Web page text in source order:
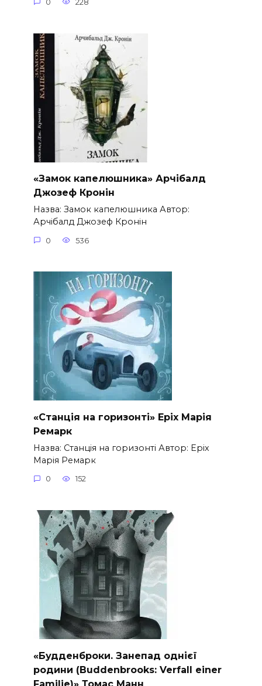
0 228
«Замок капелюшника» Арчібалд
Джозеф Кронін
Назва: Замок капелюшника Автор:
Арчібалд Джозеф Кронін
0 536
«Станція на горизонті» Еріх Марія
Ремарк
Назва: Станція на горизонті Автор: Еріх
Марія Ремарк
0 152
«Будденброки. Занепад однієї
родини (Buddenbrooks: Verfall einer
Familie)» Томас Манн